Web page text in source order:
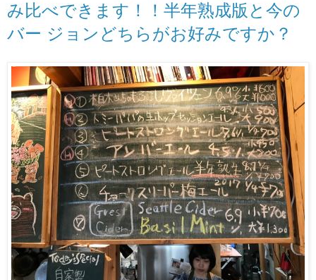
み比べできます！！半年熟成版と今の
バー ジョンどちらがお好みですか？